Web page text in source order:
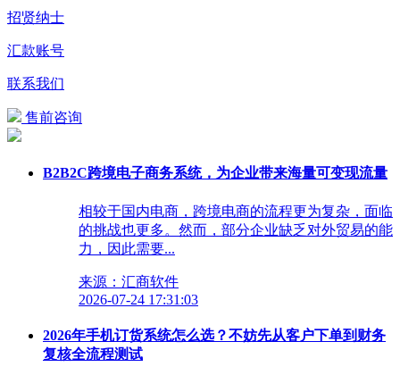
招贤纳士
汇款账号
联系我们
售前咨询
B2B2C跨境电子商务系统，为企业带来海量可变现流量
相较于国内电商，跨境电商的流程更为复杂，面临
的挑战也更多。然而，部分企业缺乏对外贸易的能
力，因此需要...
来源：汇商软件
2026-07-24 17:31:03
2026年手机订货系统怎么选？不妨先从客户下单到财务
复核全流程测试